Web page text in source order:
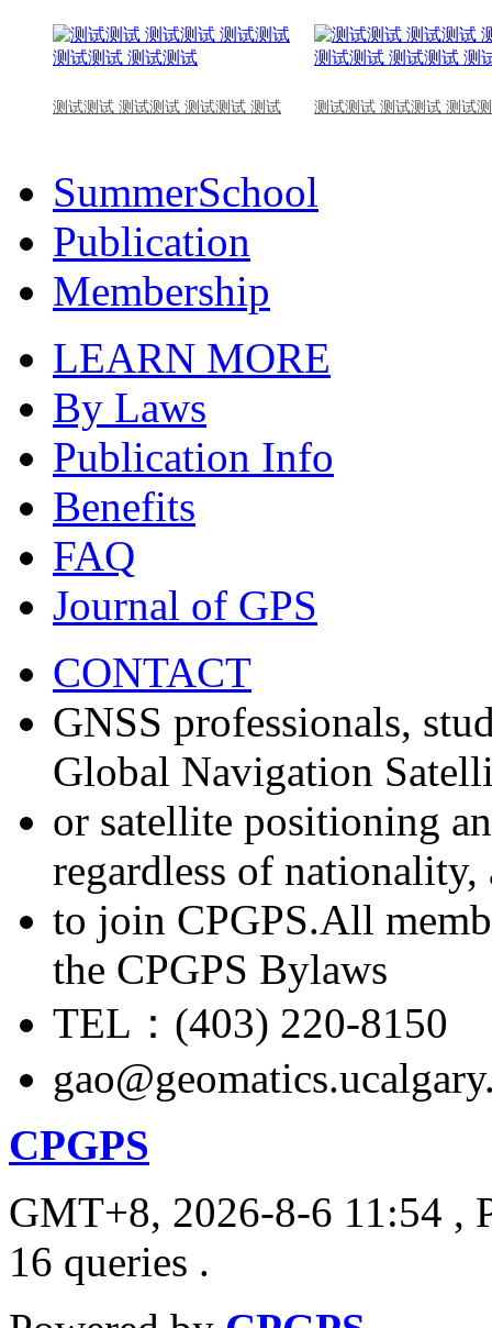
测试测试 测试测试 测试测试 测试 测试测试 测试测试 测试
SummerSchool
Publication
Membership
LEARN MORE
By Laws
Publication Info
Benefits
FAQ
Journal of GPS
CONTACT
GNSS professionals,
Global Navigation
or satellite positioning
regardless of nationality,
to join CPGPS.All
the CPGPS Bylaws
TEL：(403) 220-8150
CPGPS
GMT+8, 2026-8-6 11:54 ,
16 queries .